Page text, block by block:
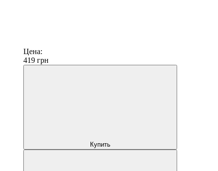
Цена:
419 грн
Купить